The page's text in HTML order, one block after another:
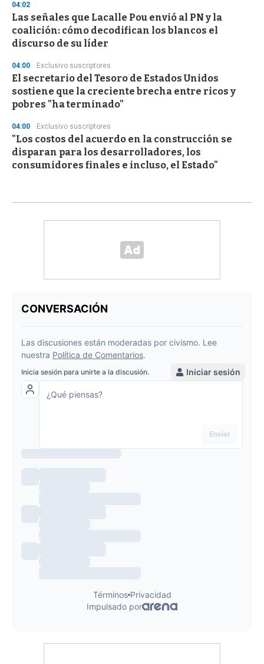
04:02
Las señales que Lacalle Pou envió al PN y la
coalición: cómo decodifican los blancos el
discurso de su líder
04:00 Exclusivo suscriptores
El secretario del Tesoro de Estados Unidos
sostiene que la creciente brecha entre ricos y
pobres "ha terminado"
04:00 Exclusivo suscriptores
"Los costos del acuerdo en la construcción se
disparan para los desarrolladores, los
consumidores finales e incluso, el Estado"